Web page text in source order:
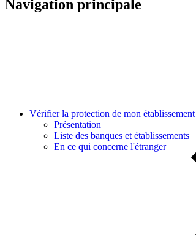
Navigation principale
Vérifier la protection de mon établissement
Présentation
Liste des banques et établissements
En ce qui concerne l'étranger